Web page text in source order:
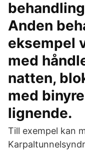
Anden
eksempel
med
natten,
med
lignende.
Till exempel kan